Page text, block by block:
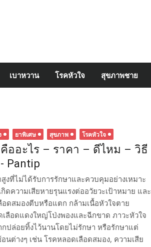
เบาหวาน โรคหัวใจ สุขภาพชาย
ยาพิเศษ สุขภาพ โรคหัวใจ
ออะไร – ราคา – ดีไหม – วิธี
Pantip
งที่ไม่ได้รับการรักษาและควบคุมอย่างเหมาะ
ดความเสียหายรุนแรงต่ออวัยวะเป้าหมาย และ
ดสมองตีบหรือแตก กล้ามเนื้อหัวใจตาย
ลือดแดงใหญ่โป่งพองและฉีกขาด ภาวะหัวใจ
ปล่อยทิ้งไว้นานโดยไม่รักษา หรือรักษาแต่
ต่างๆ เช่น โรคหลอดเลือดสมอง, ความเสีย